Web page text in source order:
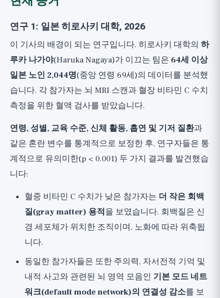
연구 1: 일본 히로사키 대학, 2026
이 기사의 배경이 되는 연구입니다. 히로사키 대학의 하
루카 나가야(Haruka Nagaya)가 이끄는 팀은 64세 이상
일본 노인 2,044명(중앙 연령 69세)의 데이터를 분석했
습니다. 각 참가자는 뇌 MRI 스캔과 혈장 비타민 C 수치
측정을 위한 혈액 검사를 받았습니다.
연령, 성별, 교육 수준, 신체 활동, 흡연 및 기저 질환과
같은 혼란 변수를 통계적으로 보정한 후, 연구자들은 통
계적으로 유의미한(p < 0.001) 두 가지 결과를 발견했습
니다:
혈중 비타민 C 수치가 낮은 참가자는 더 작은 회백
질(gray matter) 용적을 보였습니다. 회백질은 신
경 세포체가 위치한 조직이며, 노화에 따라 위축됩
니다.
동일한 참가자들은 또한 주의력, 자서전적 기억 및
내적 사고와 관련된 뇌 영역 모음인 기본 모드 네트
워크(default mode network)의 연결성 감소를 보